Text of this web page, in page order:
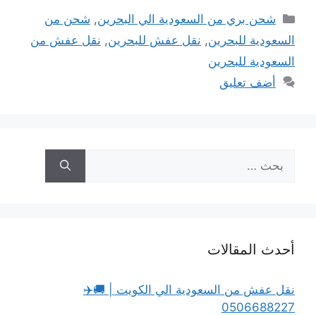
التصنيفات
شحن بري من السعودية الي البحرين, شحن من
السعودية للبحرين, نقل عفش للبحرين, نقل عفش من
السعودية للبحرين
أضف تعليق
عن:
أحدث المقالات
نقل عفش من السعودية الي الكويت | 🚚✈️
0506688227